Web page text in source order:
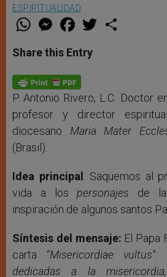
ESPIRITUALIDAD
W
t
s
p
p
M
e
s
e
g
e
r
F
a
e
b
o
k
w
Share this Entry
P. Antonio Rivero, L.C. Doctor
profesor y director
diocesano Maria Mater
(Brasil).
Idea principal : Saquemos al
vida a lospersonajes de la
inspiración de algunos santos
Síntesis del mensaje: El Papa
carta “Misericordiae vultus”:
dedicadas a la